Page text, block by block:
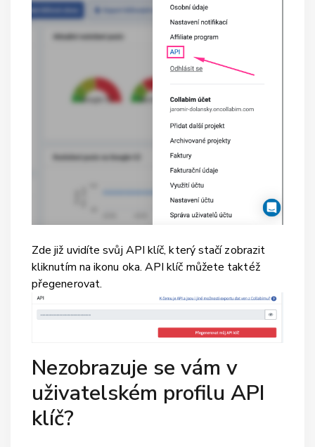
Zde již uvidíte svůj API klíč, který stačí zobrazit
kliknutím na ikonu oka. API klíč můžete taktéž
přegenerovat.
Nezobrazuje se vám v
uživatelském profilu API
klíč?